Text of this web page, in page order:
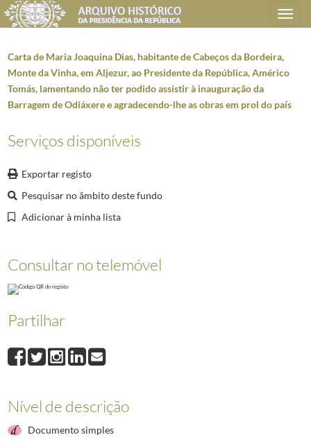
Toggle
navigation
Plano de classificação
GBGabinete do Presidente da República
0500 Telegramas e ofícios de felicitações ou de condolências
001Telegrama do Presidente do Real Gabinete Português de Leitura do
(...)
001239Telegrama de boas-vindas de José Manuel [da Silva?] e Maria
001244Telegrama do Comandante do Navio «Carvalho Araújo» ao Chefe
001245Telegrama do Presidente da Câmara Municipal de Aljustrel, Manuel
001247
Telegrama de um grupo de nacionalistas de Tavira encabeçado
002637 Telegrama do Presidente do Conselho, Marcelo Caetano, ao
Carta de Maria Joaquina Dias, habitante de Cabeços da Bordeira,
Monte da Vinha, em Aljezur, ao Presidente da República, Américo
Tomás, lamentando não ter podido assistir à inauguração da
Barragem de Odiáxere e agradecendo-lhe as obras em prol do país
Serviços disponíveis
Exportar registo
Pesquisar no âmbito deste fundo
Adicionar à minha lista
Consultar no telemóvel
Partilhar
Nível de descrição
Documento simples